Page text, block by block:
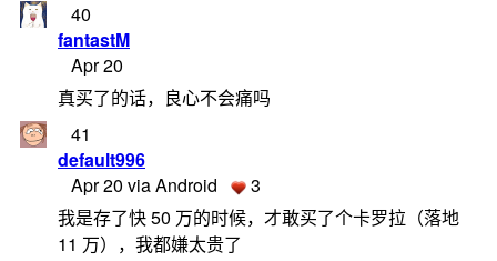
40
fantastM
Apr 20
真买了的话，良心不会痛吗
41
default996
Apr 20 via Android
3
我是存了快 50 万的时候，才敢买了个卡罗拉（落地
11 万），我都嫌太贵了